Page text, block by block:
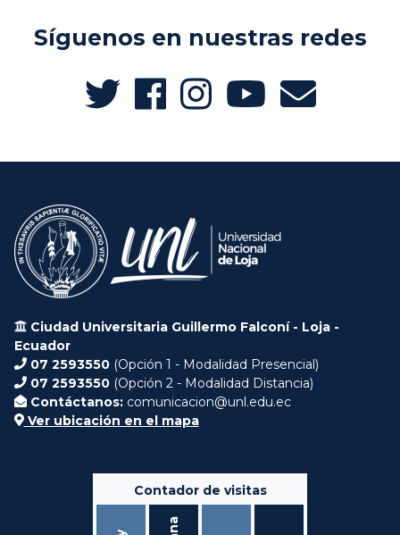
Síguenos en nuestras redes
Ciudad Universitaria Guillermo Falconí - Loja -
Ecuador
07 2593550 (Opción 1 - Modalidad Presencial)
07 2593550 (Opción 2 - Modalidad Distancia)
Contáctanos: comunicacion@unl.edu.ec
Ver ubicación en el mapa
Contador de visitas